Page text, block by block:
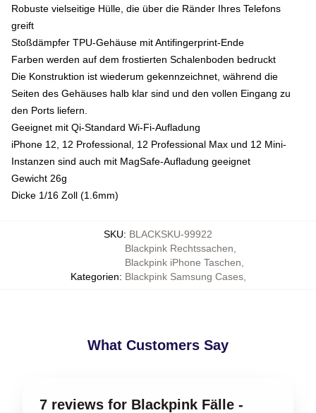
Robuste vielseitige Hülle, die über die Ränder Ihres Telefons
greift
Stoßdämpfer TPU-Gehäuse mit Antifingerprint-Ende
Farben werden auf dem frostierten Schalenboden bedruckt
Die Konstruktion ist wiederum gekennzeichnet, während die
Seiten des Gehäuses halb klar sind und den vollen Eingang zu
den Ports liefern.
Geeignet mit Qi-Standard Wi-Fi-Aufladung
iPhone 12, 12 Professional, 12 Professional Max und 12 Mini-
Instanzen sind auch mit MagSafe-Aufladung geeignet
Gewicht 26g
Dicke 1/16 Zoll (1.6mm)
SKU: BLACKSKU-99922
Kategorien:
Blackpink Rechtssachen
Blackpink iPhone Taschen
Blackpink Samsung Cases,
What Customers Say
7 reviews for Blackpink Fälle -